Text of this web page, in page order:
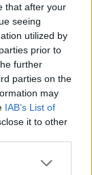
that after your
seeing
utilized by
prior to
further
parties on the
may
IAB’s List of
it to other
more Google
αλλες
αυτα τα
?!